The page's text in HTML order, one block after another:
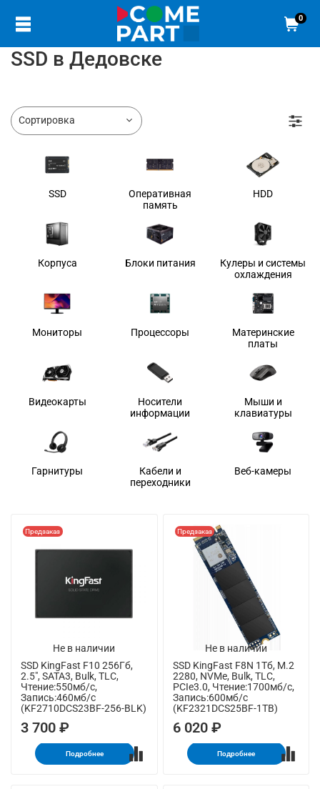
0
SSD в Дедовске
SSD
Оперативная
память
HDD
Корпуса Блоки питания
Кулеры и системы
охлаждения
Мониторы Процессоры
Материнские
платы
Видеокарты
Носители
информации
Мыши и
клавиатуры
Гарнитуры
Кабели и
переходники
Веб-камеры
Не в наличии
Предзаказ
SSD KingFast F10 256Гб,
2.5", SATA3, Bulk, TLC,
Чтение:550мб/с,
Запись:460мб/с
(KF2710DCS23BF-256-BLK)
3 700 ₽
Подробнее
Не в наличии
Предзаказ
SSD KingFast F8N 1Тб, M.2
2280, NVMe, Bulk, TLC,
PCIe3.0, Чтение:1700мб/с,
Запись:600мб/с
(KF2321DCS25BF-1TB)
6 020 ₽
Подробнее